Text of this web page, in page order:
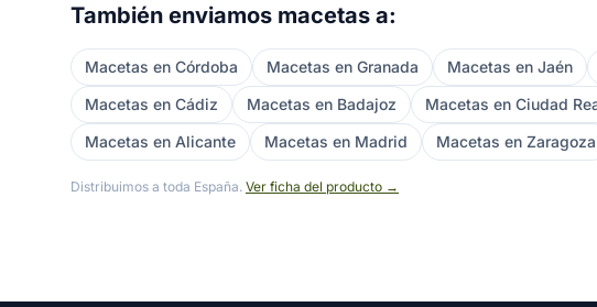
También enviamos macetas a:
Macetas en Córdoba Macetas en Granada Macetas en Jaén
Macetas en Cádiz
Macetas en Badajoz Macetas en Ciudad
Macetas en Alicante
Macetas en Madrid Macetas en Zaragoza
Distribuimos a toda España. Ver ficha del producto →